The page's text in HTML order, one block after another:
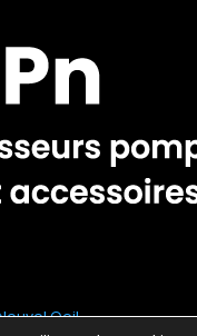
Oeil